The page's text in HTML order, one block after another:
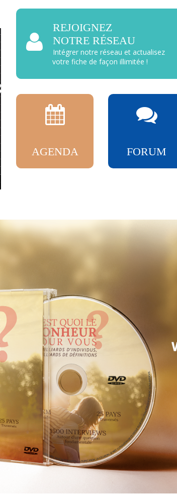
REJOIGNEZ
NOTRE RÉSEAU
Intégrer notre réseau et actualisez
votre fiche de façon illimitée !
AGENDA FORUM